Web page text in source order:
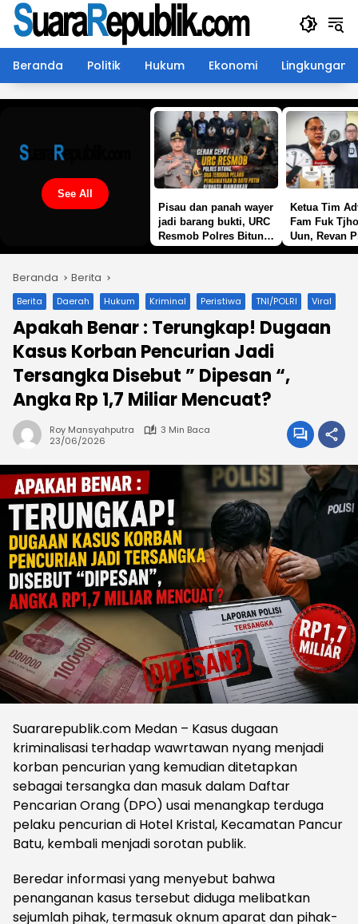
Langsung
konten
Beranda
Politik Hukum Ekonomi Lingkungan
See All
Pisau dan panah wayer
jadi barang bukti, URC
Resmob Polres Bitung
Ketua Tim
Fam Fuk
Uun, Revan
Beranda Berita
Berita Daerah Hukum Kriminal Peristiwa TNI/POLRI Viral
Apakah Benar : Terungkap! Dugaan
Kasus Korban Pencurian Jadi
Tersangka Disebut ” Dipesan “,
Angka Rp 1,7 Miliar Mencuat?
Roy Mansyahputra
3 Min Baca
23/06/2026
Suararepublik.com Medan – Kasus dugaan
kriminalisasi terhadap wawrtawan nyang menjadi
korban pencurian yang kemudian ditetapkan
sebagai tersangka dan masuk dalam Daftar
Pencarian Orang (DPO) usai menangkap terduga
pelaku pencurian di Hotel Kristal, Kecamatan Pancur
Batu, kembali menjadi sorotan publik.
Beredar informasi yang menyebut bahwa
penanganan kasus tersebut diduga melibatkan
sejumlah pihak, termasuk oknum aparat dan pihak-